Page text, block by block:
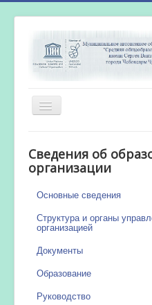
Включить/
выключить
Новости
Сведения об
организации
Основные сведения
Структура и органы
организацией
Документы
Образование
Руководство